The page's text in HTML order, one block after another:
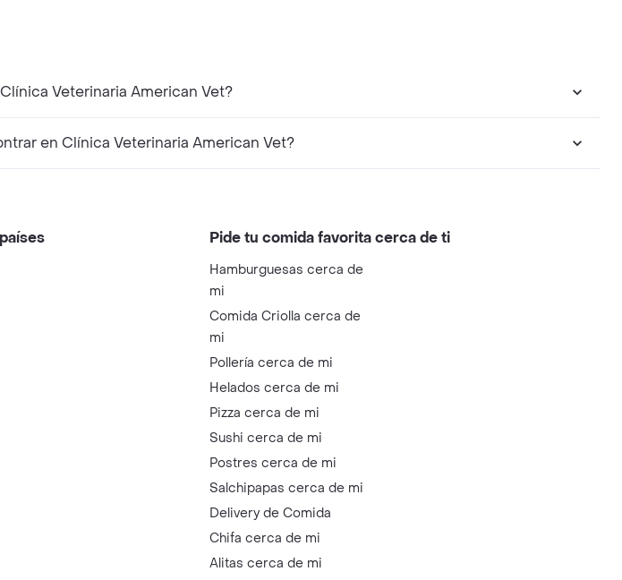
Veterinaria American Vet?
en Clínica Veterinaria American Vet?
Pide tu comida favorita cerca de ti
Hamburguesas cerca de
mi
Comida Criolla cerca de
mi
Pollería cerca de mi
Helados cerca de mi
Pizza cerca de mi
Sushi cerca de mi
Postres cerca de mi
Salchipapas cerca de mi
Delivery de Comida
Chifa cerca de mi
Alitas cerca de mi